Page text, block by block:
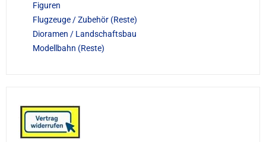
Figuren
Flugzeuge / Zubehör (Reste)
Dioramen / Landschaftsbau
Modellbahn (Reste)